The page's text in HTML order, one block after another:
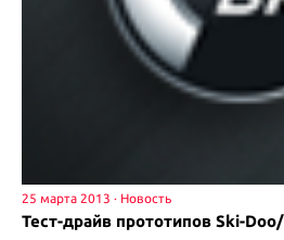
25 марта 2013
Тест-драйв прототипов Ski-